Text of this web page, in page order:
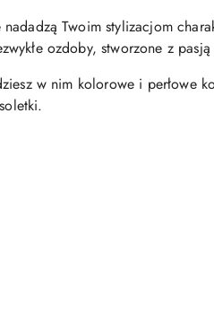
Twoim stylizacjom
ozdoby, stworzone z
w nim kolorowe i perłowe